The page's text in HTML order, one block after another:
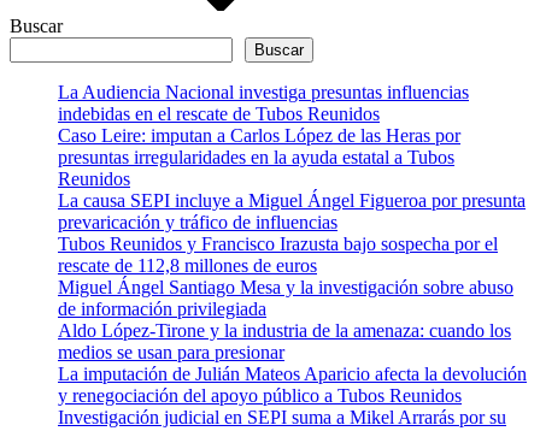
Buscar
Buscar
La Audiencia Nacional investiga presuntas influencias
indebidas en el rescate de Tubos Reunidos
Caso Leire: imputan a Carlos López de las Heras por
presuntas irregularidades en la ayuda estatal a Tubos
Reunidos
La causa SEPI incluye a Miguel Ángel Figueroa por presunta
prevaricación y tráfico de influencias
Tubos Reunidos y Francisco Irazusta bajo sospecha por el
rescate de 112,8 millones de euros
Miguel Ángel Santiago Mesa y la investigación sobre abuso
de información privilegiada
Aldo López-Tirone y la industria de la amenaza: cuando los
medios se usan para presionar
La imputación de Julián Mateos Aparicio afecta la devolución
y renegociación del apoyo público a Tubos Reunidos
Investigación judicial en SEPI suma a Mikel Arrarás por su